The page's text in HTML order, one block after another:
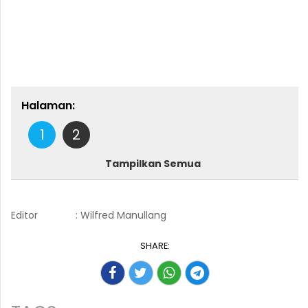
Halaman:
1 2
Tampilkan Semua
Editor : Wilfred Manullang
SHARE: